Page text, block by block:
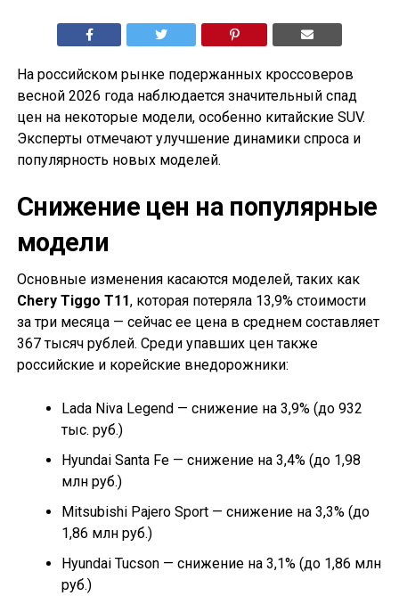
На российском рынке подержанных кроссоверов
весной 2026 года наблюдается значительный спад
цен на некоторые модели, особенно китайские SUV.
Эксперты отмечают улучшение динамики спроса и
популярность новых моделей.
Снижение цен на популярные
модели
Основные изменения касаются моделей, таких как
Chery Tiggo T11, которая потеряла 13,9% стоимости
за три месяца — сейчас ее цена в среднем составляет
367 тысяч рублей. Среди упавших цен также
российские и корейские внедорожники:
Lada Niva Legend — снижение на 3,9% (до 932
тыс. руб.)
Hyundai Santa Fe — снижение на 3,4% (до 1,98
млн руб.)
Mitsubishi Pajero Sport — снижение на 3,3% (до
1,86 млн руб.)
Hyundai Tucson — снижение на 3,1% (до 1,86 млн
руб.)